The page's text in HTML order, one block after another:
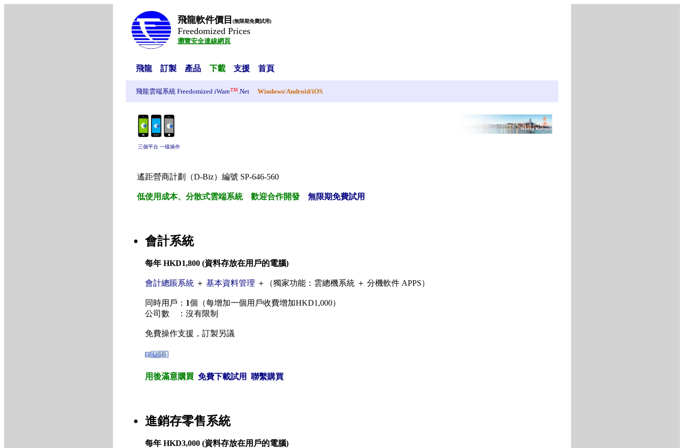
飛龍軟件價目 (無限期免費試用)
Freedomized Prices
瀏覽安全連線網頁
飛龍 訂製 產品 下載 支援 首頁
飛龍雲端系統 Freedomized iWare™.Net Windows/Android/iOS
三個平台 一樣操作
遙距營商計劃（D-Biz）編號 SP-646-560
低使用成本、分散式雲端系統 歡迎合作開發 無限期免費試用
● 會計系統
每年 HKD1,800 (資料存放在用戶的電腦)
會計總賬系統 ＋ 基本資料管理 ＋（獨家功能：雲總機系統 ＋ 分機軟件 APPS）
同時用戶： 1個（每增加一個用戶收費增加HKD1,000）
公司數 ：沒有限制
免費操作支援，訂製另議
用後滿意購買 免費下載試用 聯繫購買
● 進銷存零售系統
每年 HKD3,000 (資料存放在用戶的電腦)